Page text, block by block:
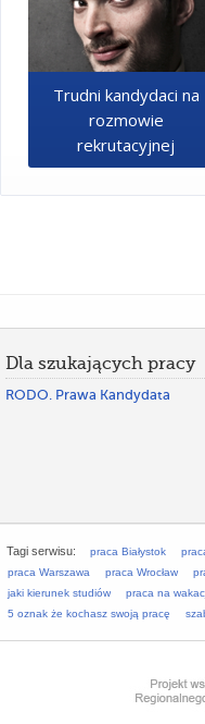
Trudni kandydaci na
rozmowie
rekrutacyjnej
Dla szukających pracy
RODO. Prawa Kandydata
Tagi serwisu: praca Białystok
praca Warszawa
praca Wrocław
jaki kierunek studiów
praca na
5 oznak że kochasz swoją pracę